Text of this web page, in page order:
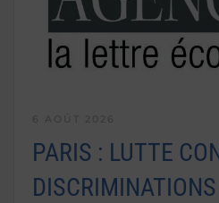
PARIS : LUTTE